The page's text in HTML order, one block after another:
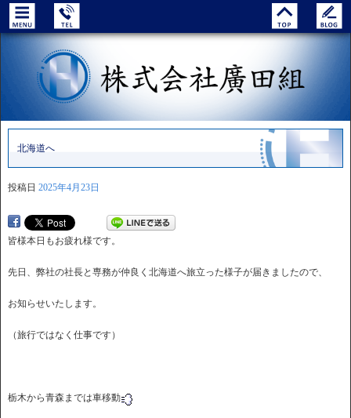
北海道へ
投稿日 2025年4月23日
皆様本日もお疲れ様です。
先日、弊社の社長と専務が仲良く北海道へ旅立った様子が届きましたので、
お知らせいたします。
（旅行ではなく仕事です）
栃木から青森までは車移動